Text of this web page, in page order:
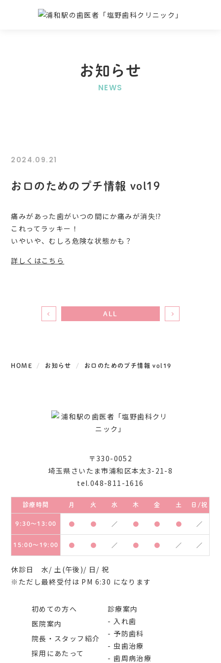
お知らせ
NEWS
2024.09.21
お口のためのプチ情報 vol19
痛みがあった歯がいつの間にか痛みが消失⁉
これってラッキー！
いやいや、むしろ危険な状態かも？
詳しくはこちら
ALL
HOME お知らせ お口のためのプチ情報 vol19
〒330-0052
埼玉県さいたま市浦和区本太3-21-8
tel.048-811-1616
診療時間 月 火 水 木 金 土 日/祝
9:30～13:00 ● ● ／ ● ● ● ／
15:00～19:00 ● ● ／ ● ● ／ ／
休診日 水/ 土(午後)/ 日/ 祝
※ただし最終受付は PM 6:30 になります
初めての方へ
医院案内
院長・スタッフ紹介
採用にあたって
診療案内
入れ歯
予防歯科
虫歯治療
歯周病治療